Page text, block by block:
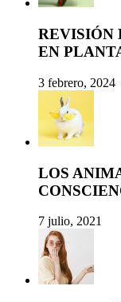
REVISIÓN
EN
3 febrero, 2024
LOS
7 julio, 2021